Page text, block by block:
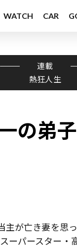
WATCH CAR
連載
熱狂人生
の弟
主が亡き妻を思
ーパースター・